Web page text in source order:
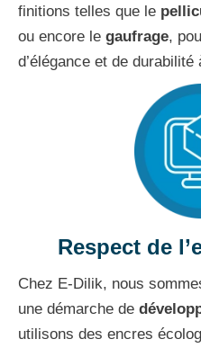
finitions telles que le
ou encore le gaufrage,
d’élégance et de
Respect de
Chez E-Dilik, nous
une démarche de
utilisons des encres